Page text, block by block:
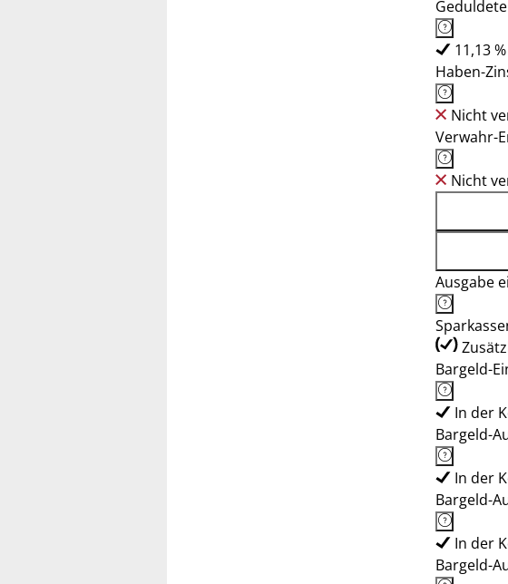
11,13
Haben-
Nicht
Verwahr-
Nicht
Ausgabe
Bargeld-
In der
Bargeld-
In der
Bargeld-
In der
Bargeld-